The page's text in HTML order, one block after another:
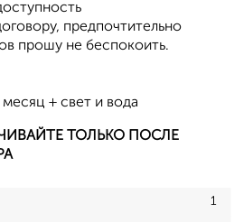
предпочтительно
прошу не беспокоить.
+ свет и вода
ТОЛЬКО ПОСЛЕ
1